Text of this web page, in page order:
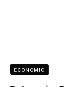
ECONOMIC